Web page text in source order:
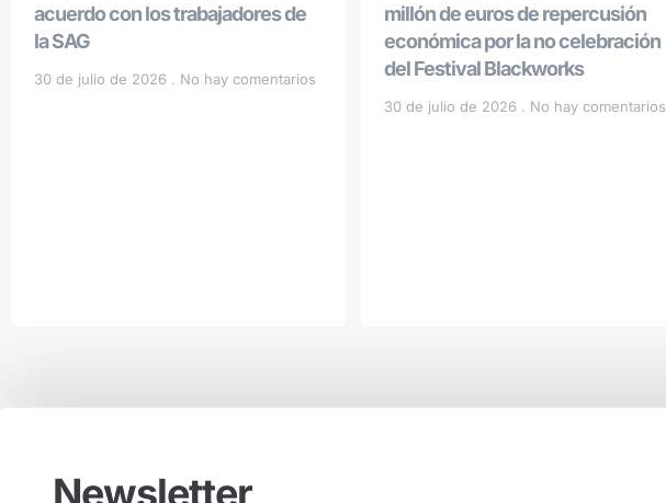
acuerdo con los trabajadores de
la SAG
30 de julio de 2026 No hay comentarios
millón de euros de repercusión
económica por la no celebración
del Festival Blackworks
30 de julio de 2026 No hay comentarios
Newsletter